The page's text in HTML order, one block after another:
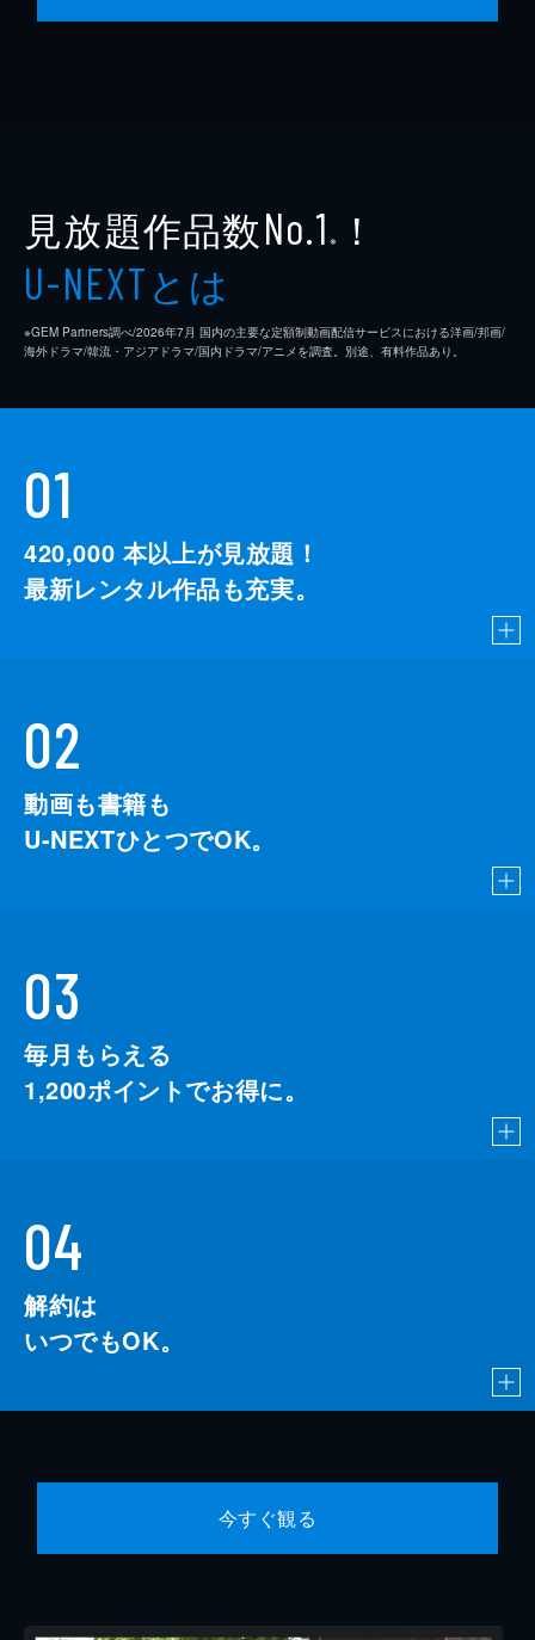
見放題作品数No.1 ※ ！
U-NEXTとは
※GEM Partners調べ/2026年7⽉ 国内の主要な定額制動画配信サービスにおける洋画/邦画/
海外ドラマ/韓流・アジアドラマ/国内ドラマ/アニメを調査。別途、有料作品あり。
01
420,000 本以上が見放題！
最新レンタル作品も充実。
02
動画も書籍も
U-NEXTひとつでOK。
03
毎月もらえる
1,200ポイントでお得に。
04
解約は
いつでもOK。
今すぐ観る